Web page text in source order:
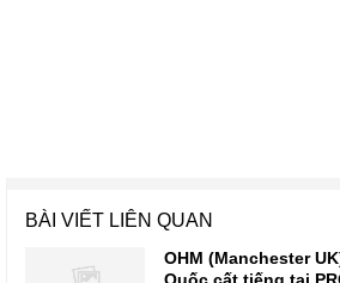
BÀI VIẾT LIÊN QUAN
OHM (Manchester